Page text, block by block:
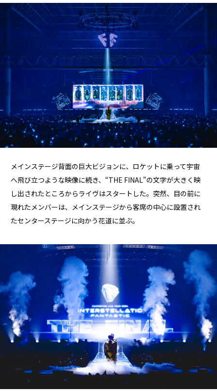
メインステージ背面の巨大ビジョンに、ロケットに乗って宇宙
へ飛び立つような映像に続き、“THE FINAL”の文字が大きく映
し出されたところからライヴはスタートした。突然、目の前に
現れたメンバーは、メインステージから客席の中心に設置され
たセンターステージに向かう花道に並ぶ。